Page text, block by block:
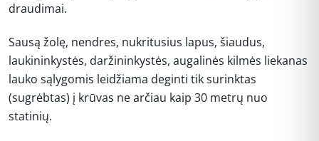
draudimai.
Sausą žolę, nendres, nukritusius lapus, šiaudus,
laukininkystės, daržininkystės, augalinės kilmės liekanas
lauko sąlygomis leidžiama deginti tik surinktas
(sugrėbtas) į krūvas ne arčiau kaip 30 metrų nuo
statinių.